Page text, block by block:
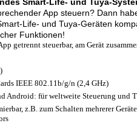
App steuern? Dann
Life- und Tuya-Geräten
Funktionen!
getrennt steuerbar, am Gerät
IEEE 802.11b/g/n (2,4 GHz)
Android: für weltweite Steuerung und
z.B. zum Schalten mehrerer